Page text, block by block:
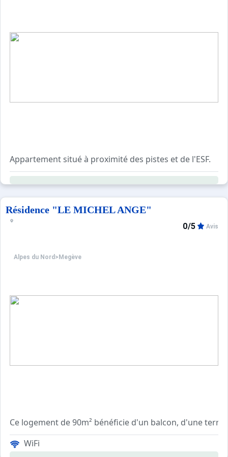
- salle de bains,
- 1 chambre avec un lit de 160cm.
Appartement situé à proximité des pistes et de l'ESF.
Ce logement de 60m² bénéficie d'un balcon, d'une
Résidence "LE MICHEL ANGE"
Alpes du Nord > Megève
0/5 Avis
Ce logement de 90m² bénéficie d'un balcon, d'une
WiFi